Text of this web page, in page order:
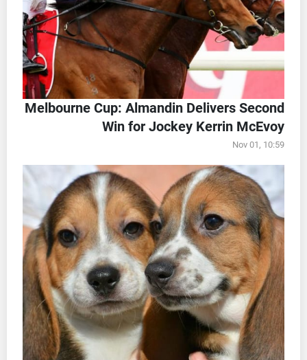
Melbourne Cup: Almandin Delivers Second
Win for Jockey Kerrin McEvoy
Nov 01, 10:59